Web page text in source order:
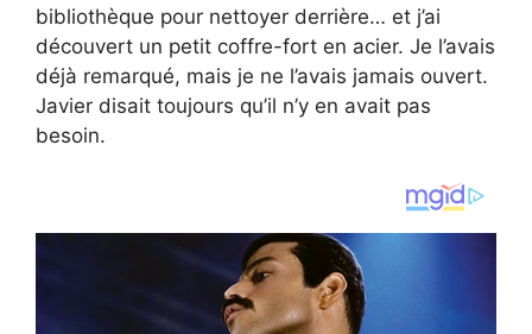
bibliothèque pour nettoyer derrière… et j’ai
découvert un petit coffre-fort en acier. Je l’avais
déjà remarqué, mais je ne l’avais jamais ouvert.
Javier disait toujours qu’il n’y en avait pas
besoin.